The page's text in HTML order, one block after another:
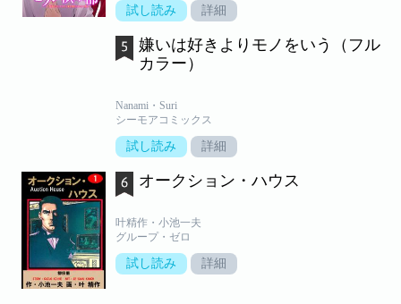
試し読み 詳細
嫌いは好きよりモノをいう（フル
カラー）
Nanami・Suri
シーモアコミックス
試し読み 詳細
オークション・ハウス
叶精作・小池一夫
グループ・ゼロ
試し読み 詳細